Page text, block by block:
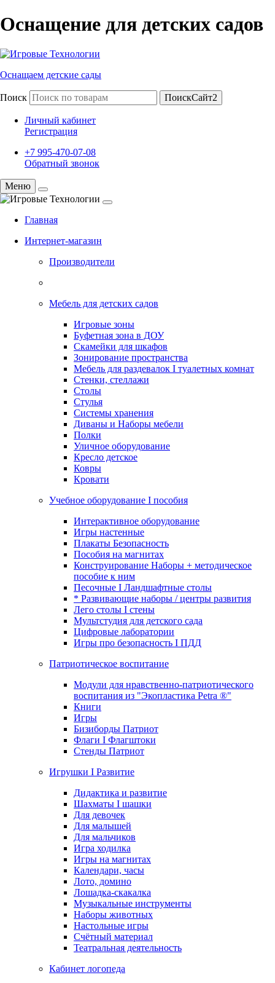
Оснащение для детских садов
Оснащаем детские сады
Поиск ПоискСайт2
Личный кабинет
Регистрация
+7 995-470-07-08
Обратный звонок
Меню
Главная
Интернет-магазин
Производители
Мебель для детских садов
Игровые зоны
Буфетная зона в ДОУ
Скамейки для шкафов
Зонирование пространства
Мебель для раздевалок I туалетных комнат
Стенки, стеллажи
Столы
Стулья
Системы хранения
Диваны и Наборы мебели
Полки
Уличное оборудование
Кресло детское
Ковры
Кровати
Учебное оборудование I пособия
Интерактивное оборудование
Игры настенные
Плакаты Безопасность
Пособия на магнитах
Конструирование Наборы + методическое
пособие к ним
Песочные I Ландшафтные столы
* Развивающие наборы / центры развития
Лего столы I стены
Мультстудия для детского сада
Цифровые лаборатории
Игры про безопасность I ПДД
Патриотическое воспитание
Модули для нравственно-патриотического
воспитания из "Экопластика Petra ®"
Книги
Игры
Бизиборды Патриот
Флаги I Флагштоки
Стенды Патриот
Игрушки I Развитие
Дидактика и развитие
Шахматы I шашки
Для девочек
Для малышей
Для мальчиков
Игра ходилка
Игры на магнитах
Календари, часы
Лото, домино
Лошадка-скакалка
Музыкальные инструменты
Наборы животных
Настольные игры
Счётный материал
Театральная деятельность
Кабинет логопеда